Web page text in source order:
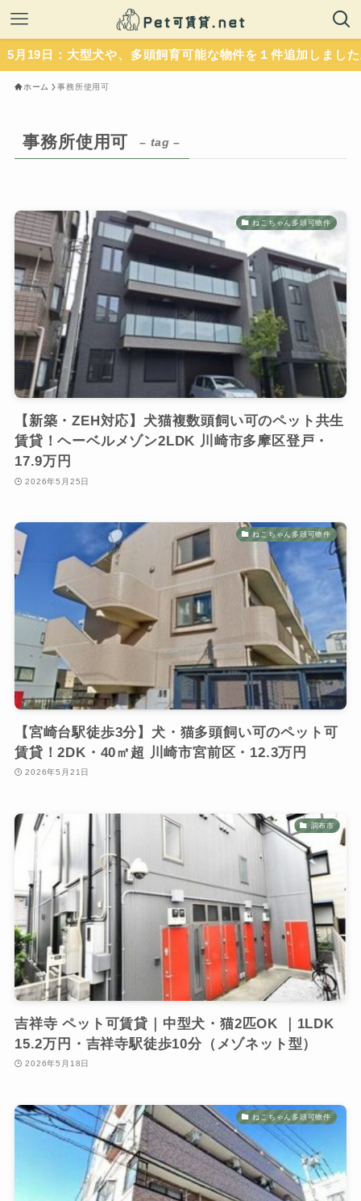
大型犬や、多頭飼育可能な物件を１件追加しました。いず
ホーム 事務所使用可
事務所使用可 – tag –
ねこちゃん多頭可物件
【新築・ZEH対応】犬猫複数頭飼い可のペット共生
賃貸！ヘーベルメゾン2LDK 川崎市多摩区登戸・
17.9万円
2026年5月25日
ねこちゃん多頭可物件
【宮崎台駅徒歩3分】犬・猫多頭飼い可のペット可
賃貸！2DK・40㎡超 川崎市宮前区・12.3万円
2026年5月21日
調布市
吉祥寺 ペット可賃貸｜中型犬・猫2匹OK ｜1LDK
15.2万円・吉祥寺駅徒歩10分（メゾネット型）
2026年5月18日
ねこちゃん多頭可物件